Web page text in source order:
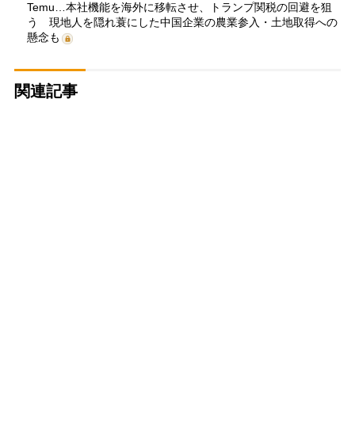
Temu…本社機能を海外に移転させ、トランプ関税の回避を狙
う 現地人を隠れ蓑にした中国企業の農業参入・土地取得への
懸念も
関連記事